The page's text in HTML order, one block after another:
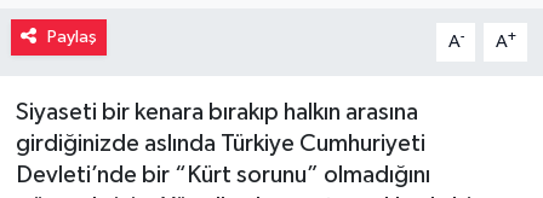
Paylaş A- A+
Siyaseti bir kenara bırakıp halkın arasına
girdiğinizde aslında Türkiye Cumhuriyeti
Devleti’nde bir “Kürt sorunu” olmadığını
Magazin
Müzik